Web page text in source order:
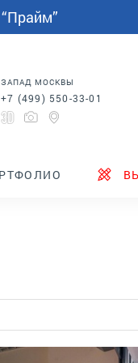
ЗАПАД МОСКВЫ
+7 (499) 550-33-01
Шкафы купе в
ТЕНДЕРЫ
Кровати для спальни